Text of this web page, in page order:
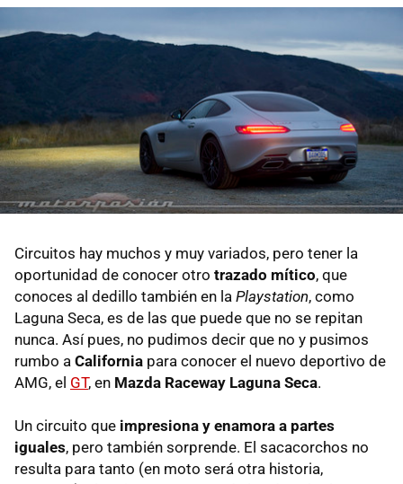
Circuitos hay muchos y muy variados, pero tener la
oportunidad de conocer otro trazado mítico, que
conoces al dedillo también en la Playstation, como
Laguna Seca, es de las que puede que no se repitan
nunca. Así pues, no pudimos decir que no y pusimos
rumbo a California para conocer el nuevo deportivo de
AMG, el GT, en Mazda Raceway Laguna Seca.
Un circuito que impresiona y enamora a partes
iguales, pero también sorprende. El sacacorchos no
resulta para tanto (en moto será otra historia,